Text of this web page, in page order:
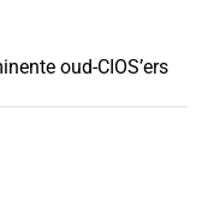
oud-CIOS’ers